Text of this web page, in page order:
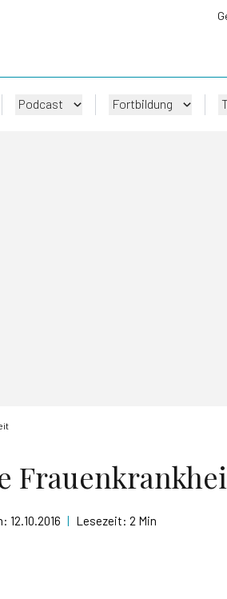
Podcast Fortbildung
12.10.2016 | Lesezeit: 2 Min